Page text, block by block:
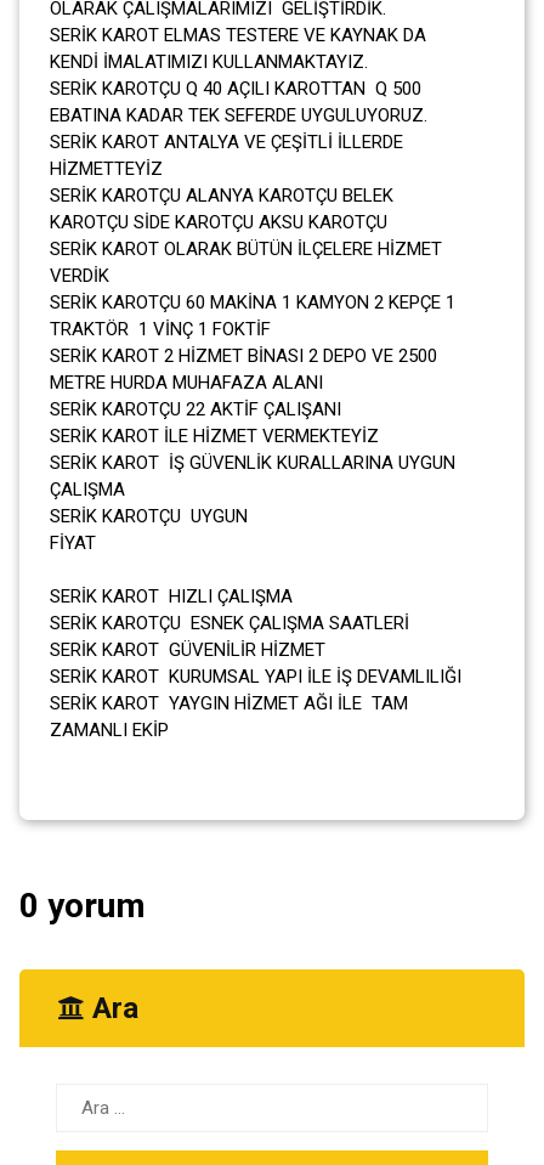
OLARAK ÇALIŞMALARIMIZI GELİŞTİRDİK.
SERİK KAROT ELMAS TESTERE VE KAYNAK DA
KENDİ İMALATIMIZI KULLANMAKTAYIZ.
SERİK KAROTÇU Q 40 AÇILI KAROTTAN Q 500
EBATINA KADAR TEK SEFERDE UYGULUYORUZ.
SERİK KAROT ANTALYA VE ÇEŞİTLİ İLLERDE
HİZMETTEYİZ
SERİK KAROTÇU ALANYA KAROTÇU BELEK
KAROTÇU SİDE KAROTÇU AKSU KAROTÇU
SERİK KAROT OLARAK BÜTÜN İLÇELERE HİZMET
VERDİK
SERİK KAROTÇU 60 MAKİNA 1 KAMYON 2 KEPÇE 1
TRAKTÖR 1 VİNÇ 1 FOKTİF
SERİK KAROT 2 HİZMET BİNASI 2 DEPO VE 2500
METRE HURDA MUHAFAZA ALANI
SERİK KAROTÇU 22 AKTİF ÇALIŞANI
SERİK KAROT İLE HİZMET VERMEKTEYİZ
SERİK KAROT İŞ GÜVENLİK KURALLARINA UYGUN
ÇALIŞMA
SERİK KAROTÇU UYGUN
FİYAT
SERİK KAROT HIZLI ÇALIŞMA
SERİK KAROTÇU ESNEK ÇALIŞMA SAATLERİ
SERİK KAROT GÜVENİLİR HİZMET
SERİK KAROT KURUMSAL YAPI İLE İŞ DEVAMLILIĞI
SERİK KAROT YAYGIN HİZMET AĞI İLE TAM
ZAMANLI EKİP
0 yorum
Ara
Arama: